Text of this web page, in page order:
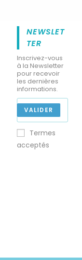
NEWSLET
TER
Inscrivez-vous
à la Newsletter
pour recevoir
les dernières
informations.
VALIDER
Termes
acceptés